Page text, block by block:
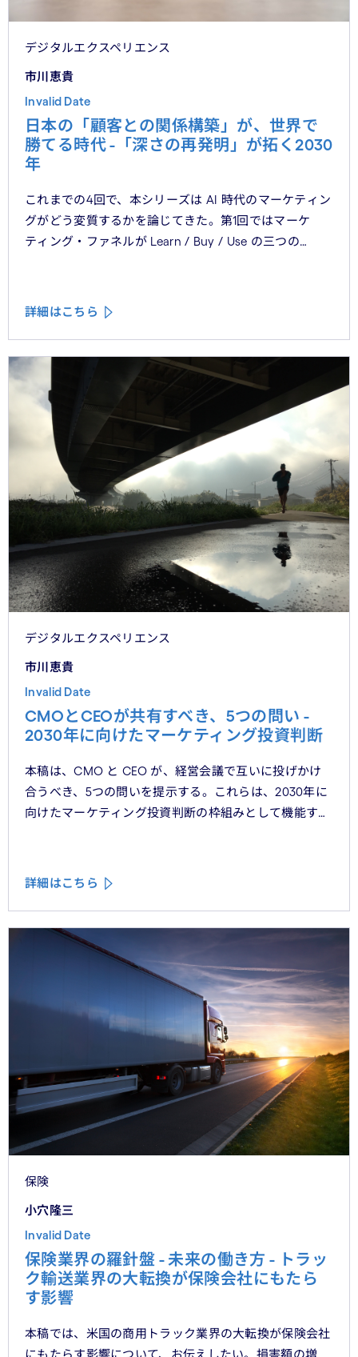
デジタルエクスペリエンス
市川恵貴
Invalid Date
日本の「顧客との関係構築」が、世界で
勝てる時代 -「深さの再発明」が拓く2030
年
これまでの4回で、本シリーズは AI 時代のマーケティン
グがどう変質するかを論じてきた。第1回ではマーケ
ティング・ファネルが Learn / Buy / Use の三つの
第3回では Learn フェーズで再定義されつつあるブラン
れらの議論を日本市場の文脈に着地させる。そして、希
望の視座を提示したい——日本の「顧客との関係構
築」が、世界で勝てる時代が、いま始まっている。
詳細はこちら
デジタルエクスペリエンス
市川恵貴
Invalid Date
CMOとCEOが共有すべき、5つの問い -
2030年に向けたマーケティング投資判断
本稿は、CMO と CEO が、経営会議で互いに投げかけ
合うべき、5つの問いを提示する。これらは、2030年に
向けたマーケティング投資判断の枠組みとして機能する
詳細はこちら
保険
小穴隆三
Invalid Date
保険業界の羅針盤 - 未来の働き方 - トラッ
ク輸送業界の大転換が保険会社にもたら
す影響
本稿では、米国の商用トラック業界の大転換が保険会社
にもたらす影響について、お伝えしたい。損害額の増